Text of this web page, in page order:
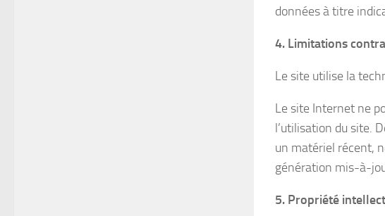
données à titre
4. Limitations
Le site utilise la
Le site Internet ne
l’utilisation du site.
un matériel récent,
génération mis-à-
5. Propriété